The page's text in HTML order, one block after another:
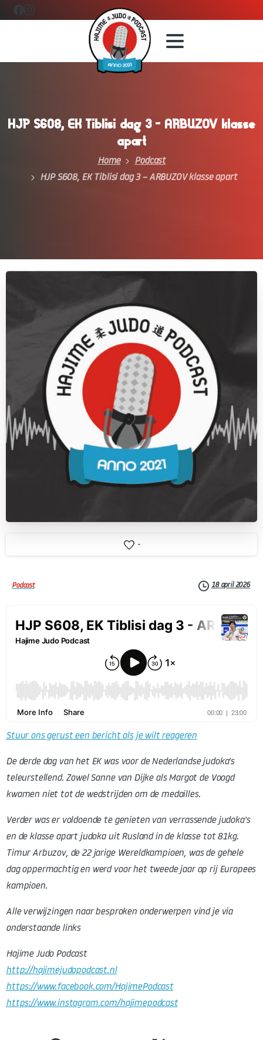
HJP S608, EK Tiblisi dag 3 – ARBUZOV klasse
apart
Home
Podcast
HJP S608, EK Tiblisi dag 3 – ARBUZOV klasse apart
-
Podcast 18 april 2026
Stuur ons gerust een bericht als je wilt reageren
De derde dag van het EK was voor de Nederlandse judoka's
teleurstellend. Zowel Sanne van Dijke als Margot de Voogd
kwamen niet tot de wedstrijden om de medailles.
Verder was er voldoende te genieten van verrassende judoka's
en de klasse apart judoka uit Rusland in de klasse tot 81kg.
Timur Arbuzov, de 22 jarige Wereldkampioen, was de gehele
dag oppermachtig en werd voor het tweede jaar op rij Europees
kampioen.
Alle verwijzingen naar besproken onderwerpen vind je via
onderstaande links
Hajime Judo Podcast
http://hajimejudopodcast.nl
https://www.facebook.com/HajimePodcast
https://www.instagram.com/hajimepodcast